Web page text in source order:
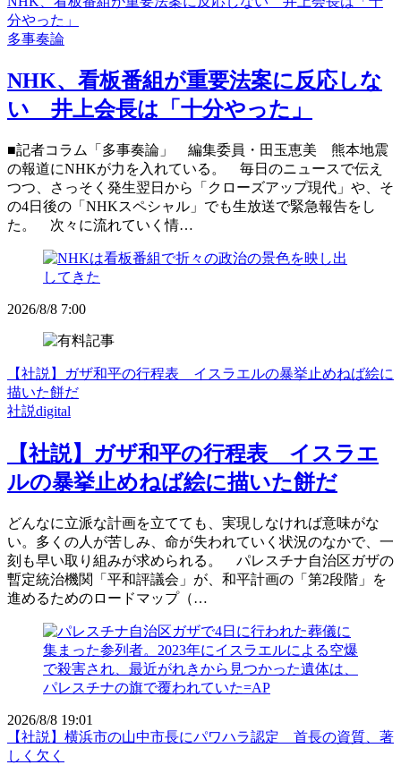
分やった」
多事奏論
NHK、看板番組が重要法案に反応しな
い 井上会長は「十分やった」
■記者コラム「多事奏論」 編集委員・田玉恵美 熊本地震
の報道にNHKが力を入れている。 毎日のニュースで伝え
つつ、さっそく発生翌日から「クローズアップ現代」や、そ
の4日後の「NHKスペシャル」でも生放送で緊急報告をし
た。 次々に流れていく情…
2026/8/8 7:00
【社説】ガザ和平の行程表 イスラエルの暴挙止めねば絵に
描いた餅だ
社説digital
【社説】ガザ和平の行程表 イスラエ
ルの暴挙止めねば絵に描いた餅だ
どんなに立派な計画を立てても、実現しなければ意味がな
い。多くの人が苦しみ、命が失われていく状況のなかで、一
刻も早い取り組みが求められる。 パレスチナ自治区ガザの
暫定統治機関「平和評議会」が、和平計画の「第2段階」を
進めるためのロードマップ（…
2026/8/8 19:01
【社説】横浜市の山中市長にパワハラ認定 首長の資質、著
しく欠く